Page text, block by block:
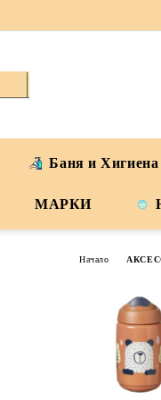
Баня и Хигиена
МАРКИ
Начало